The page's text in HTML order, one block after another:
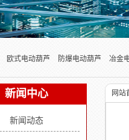
欧式电动葫芦 防爆电动葫芦 冶金
新闻中心
新闻动态
网站